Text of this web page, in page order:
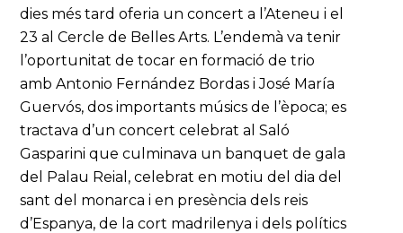
dies més tard oferia un concert a l’Ateneu i el
23 al Cercle de Belles Arts. L’endemà va tenir
l’oportunitat de tocar en formació de trio
amb Antonio Fernández Bordas i José María
Guervós, dos importants músics de l’època; es
tractava d’un concert celebrat al Saló
Gasparini que culminava un banquet de gala
del Palau Reial, celebrat en motiu del dia del
sant del monarca i en presència dels reis
d’Espanya, de la cort madrilenya i dels polítics